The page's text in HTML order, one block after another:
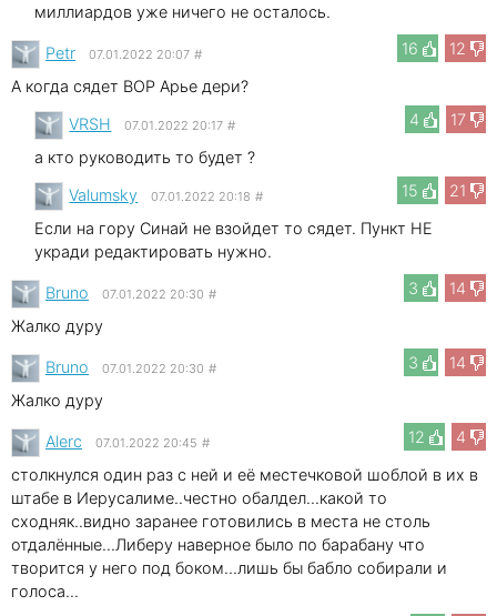
миллиардов уже ничего не осталось.
16
12
Petr 07.01.2022 20:07 #
А когда сядет ВОР Арье дери?
4
17
VRSH 07.01.2022 20:17 #
а кто руководить то будет ?
15
21
Valumsky 07.01.2022 20:18 #
Если на гору Синай не взойдет то сядет. Пункт НЕ
укради редактировать нужно.
3
14
Bruno 07.01.2022 20:30 #
Жалко дуру
3
14
Bruno 07.01.2022 20:30 #
Жалко дуру
12
4
Alerc 07.01.2022 20:45 #
столкнулся один раз с ней и её местечковой шоблой в их в
штабе в Иерусалиме..честно обалдел...какой то
сходняк..видно заранее готовились в места не столь
отдалённые...Либеру наверное было по барабану что
творится у него под боком...лишь бы бабло собирали и
голоса...